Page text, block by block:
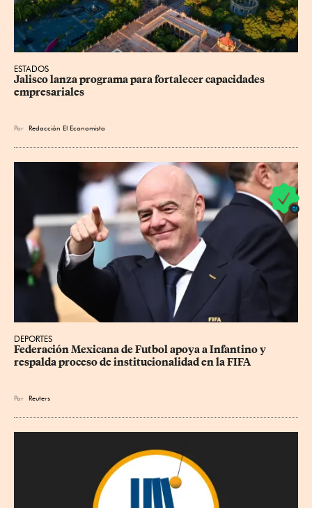
ESTADOS
Jalisco lanza programa para fortalecer capacidades
empresariales
Por Redacción El Economista
DEPORTES
Federación Mexicana de Futbol apoya a Infantino y
respalda proceso de institucionalidad en la FIFA
Por Reuters